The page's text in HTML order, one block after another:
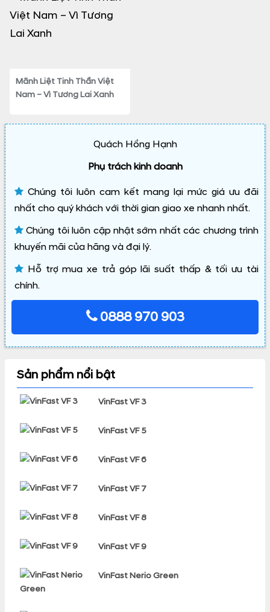
Mãnh Liệt Tinh Thần Việt
Nam – Vì Tương Lai Xanh
Quách Hồng Hạnh
Phụ trách kinh doanh
Chúng tôi luôn cam kết mang lại mức giá ưu đãi
nhất cho quý khách với thời gian giao xe nhanh nhất.
Chúng tôi luôn cập nhật sớm nhất các chương trình
khuyến mãi của hãng và đại lý.
Hỗ trợ mua xe trả góp lãi suất thấp & tối ưu tài
chính.
0888 970 903
Sản phẩm nổi bật
VinFast VF 3
VinFast VF 5
VinFast VF 6
VinFast VF 7
VinFast VF 8
VinFast VF 9
VinFast Nerio Green